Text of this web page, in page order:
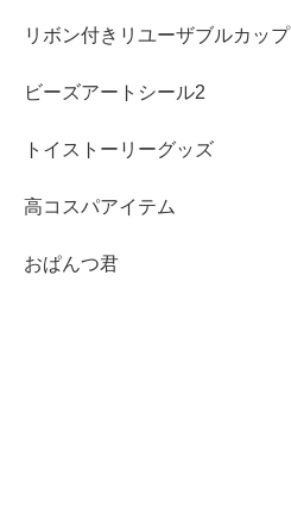
リボン付きリユーザブルカップ
ビーズアートシール2
トイストーリーグッズ
高コスパアイテム
おぱんつ君